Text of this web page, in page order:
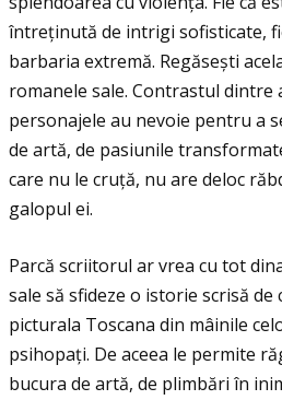
întreţinută de intrigi sofisticate,
barbaria extremă. Regăsești
romanele sale. Contrastul dintre
personajele au nevoie pentru a
de artă, de pasiunile
care nu le cruţă, nu are deloc
galopul ei.
Parcă scriitorul ar vrea cu tot
sale să sfideze o istorie scrisă de
picturala Toscana din mâinile
psihopaţi. De aceea le permite
bucura de artă, de plimbări în